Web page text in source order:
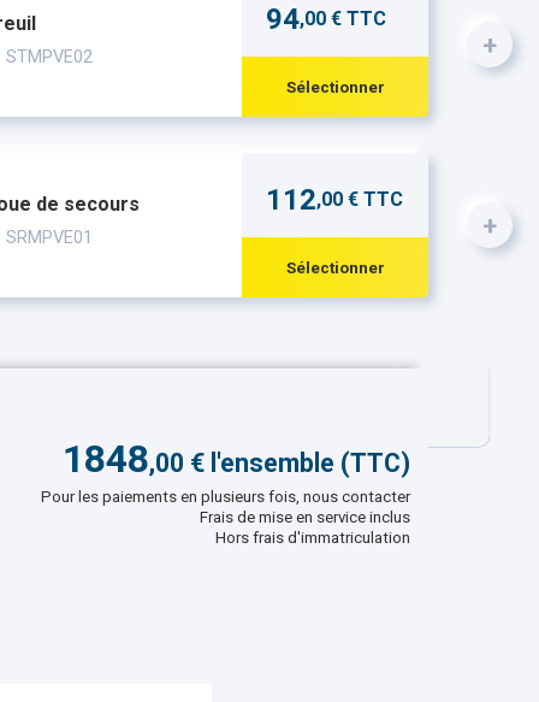
+
94,00 € TTC
Sélectionner
+
de secours 112,00 € TTC
Sélectionner
1848,00 € l'ensemble (TTC)
Pour les paiements en plusieurs fois, nous contacter
Frais de mise en service inclus
Hors frais d'immatriculation